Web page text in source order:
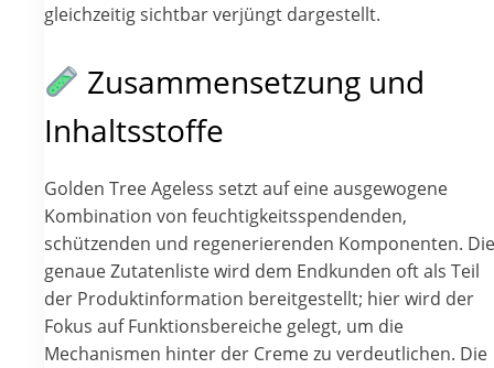
gleichzeitig sichtbar verjüngt dargestellt.
Zusammensetzung und
Inhaltsstoffe
Golden Tree Ageless setzt auf eine ausgewogene
Kombination von feuchtigkeitsspendenden,
schützenden und regenerierenden Komponenten. Die
genaue Zutatenliste wird dem Endkunden oft als Teil
der Produktinformation bereitgestellt; hier wird der
Fokus auf Funktionsbereiche gelegt, um die
Mechanismen hinter der Creme zu verdeutlichen. Die